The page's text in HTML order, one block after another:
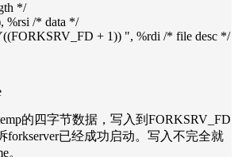
*/
%rsi /* data */
+ 1)) ", %rdi /* file desc */
的四字节数据，写入到FORKSRV_FD
forkserver已经成功启动。写入不完全就
。